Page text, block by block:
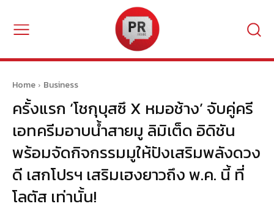
Home Business
ครั้งแรก ‘โชกุบุสซึ X หมอช้าง’ จับคู่ครี
เอทครีมอาบน้ำสายมู ลิมิเต็ด อิดิชัน
พร้อมจัดกิจกรรมมูให้ปังเสริมพลังดวง
ดี เสกโปรฯ เสริมเฮงยาวถึง พ.ค. นี้ ที่
โลตัส เท่านั้น!